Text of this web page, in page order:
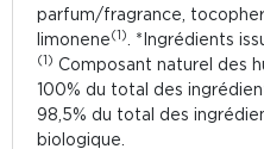
parfum/fragrance,
limonene(1) . *Ingrédients
(1) Composant naturel des
100% du total des
98,5% du total des
biologique.